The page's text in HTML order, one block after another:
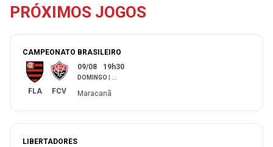
PRÓXIMOS JOGOS
CAMPEONATO BRASILEIRO
FLA FCV
09/08 19h30
DOMINGO
Maracanã
LIBERTADORES